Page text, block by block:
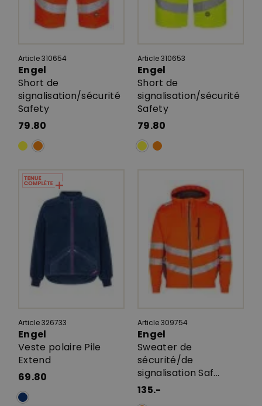
Article 310654
Engel
Short de
signalisation/sécurité
Safety
79.80
Article 310653
Engel
Short de
signalisation/sécurité
Safety
79.80
Article 326733
Engel
Veste polaire Pile
Extend
69.80
Article 309754
Engel
Sweater de
sécurité/de
signalisation Saf...
135.-